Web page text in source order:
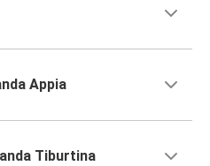
Appia
Tiburtina